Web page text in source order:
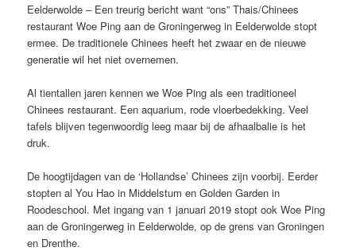
Eelderwolde – Een treurig bericht want “ons” Thais/Chinees
restaurant Woe Ping aan de Groningerweg in Eelderwolde stopt
ermee. De traditionele Chinees heeft het zwaar en de nieuwe
generatie wil het niet overnemen.
Al tientallen jaren kennen we Woe Ping als een traditioneel
Chinees restaurant. Een aquarium, rode vloerbedekking. Veel
tafels blijven tegenwoordig leeg maar bij de afhaalbalie is het
druk.
De hoogtijdagen van de ‘Hollandse’ Chinees zijn voorbij. Eerder
stopten al You Hao in Middelstum en Golden Garden in
Roodeschool. Met ingang van 1 januari 2019 stopt ook Woe Ping
aan de Groningerweg in Eelderwolde, op de grens van Groningen
en Drenthe.